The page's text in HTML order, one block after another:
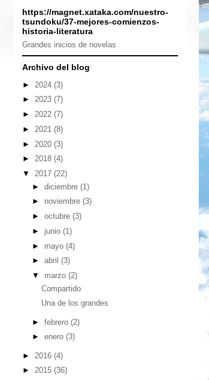
https://magnet.xataka.com/nuestro-
tsundoku/37-mejores-comienzos-
historia-literatura
Grandes inicios de novelas
Archivo del blog
► 2024 (3)
► 2023 (7)
► 2022 (7)
► 2021 (8)
► 2020 (3)
► 2018 (4)
▼ 2017 (22)
► diciembre (1)
► noviembre (3)
► octubre (3)
► junio (1)
► mayo (4)
► abril (3)
▼ marzo (2)
Compartido
Una de los grandes
► febrero (2)
► enero (3)
► 2016 (4)
► 2015 (36)